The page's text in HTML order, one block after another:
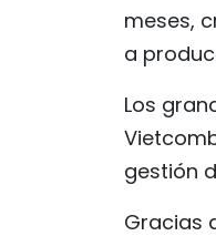
meses,
a
Los
gestión
Gracias